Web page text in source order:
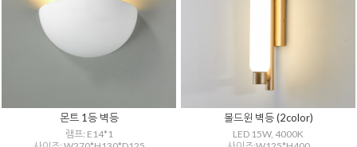
몬트 1등 벽등
램프: E14*1
볼드윈 벽등 (2color)
LED 15W, 4000K